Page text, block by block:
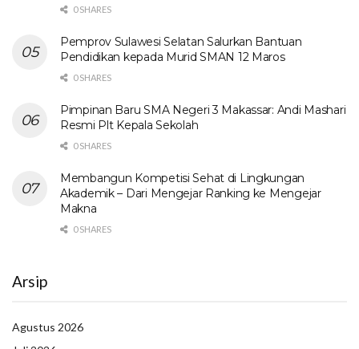
0 SHARES
Pemprov Sulawesi Selatan Salurkan Bantuan
Pendidikan kepada Murid SMAN 12 Maros
0 SHARES
Pimpinan Baru SMA Negeri 3 Makassar: Andi Mashari
Resmi Plt Kepala Sekolah
0 SHARES
Membangun Kompetisi Sehat di Lingkungan
Akademik – Dari Mengejar Ranking ke Mengejar
Makna
0 SHARES
Arsip
Agustus 2026